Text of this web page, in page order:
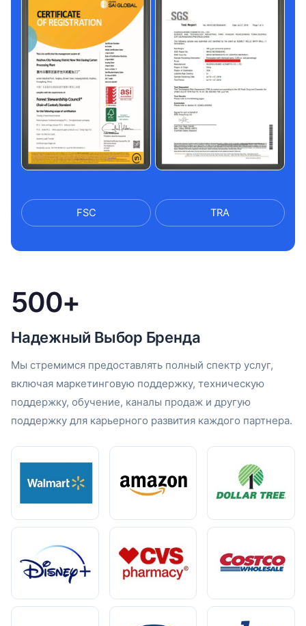
FSC TRA
500+
Надежный Выбор Бренда
Мы стремимся предоставлять полный спектр услуг,
включая маркетинговую поддержку, техническую
поддержку, обучение, каналы продаж и другую
поддержку для карьерного развития каждого партнера.